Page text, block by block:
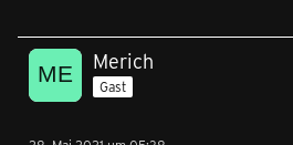
Merich
Gast